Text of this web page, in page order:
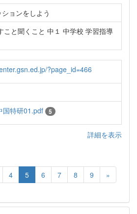
ョンをしよう
こと聞くこと 中１ 中学校 学習指導
?page_id=466
国特研01.pdf 5
詳細を表示
4 5 6 7 8 9 »